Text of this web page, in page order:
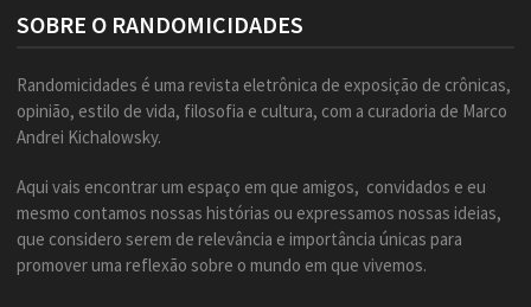
SOBRE O RANDOMICIDADES
Randomicidades é uma revista eletrônica de exposição de crônicas,
opinião, estilo de vida, filosofia e cultura, com a curadoria de Marco
Andrei Kichalowsky.
Aqui vais encontrar um espaço em que amigos, convidados e eu
mesmo contamos nossas histórias ou expressamos nossas ideias,
que considero serem de relevância e importância únicas para
promover uma reflexão sobre o mundo em que vivemos.